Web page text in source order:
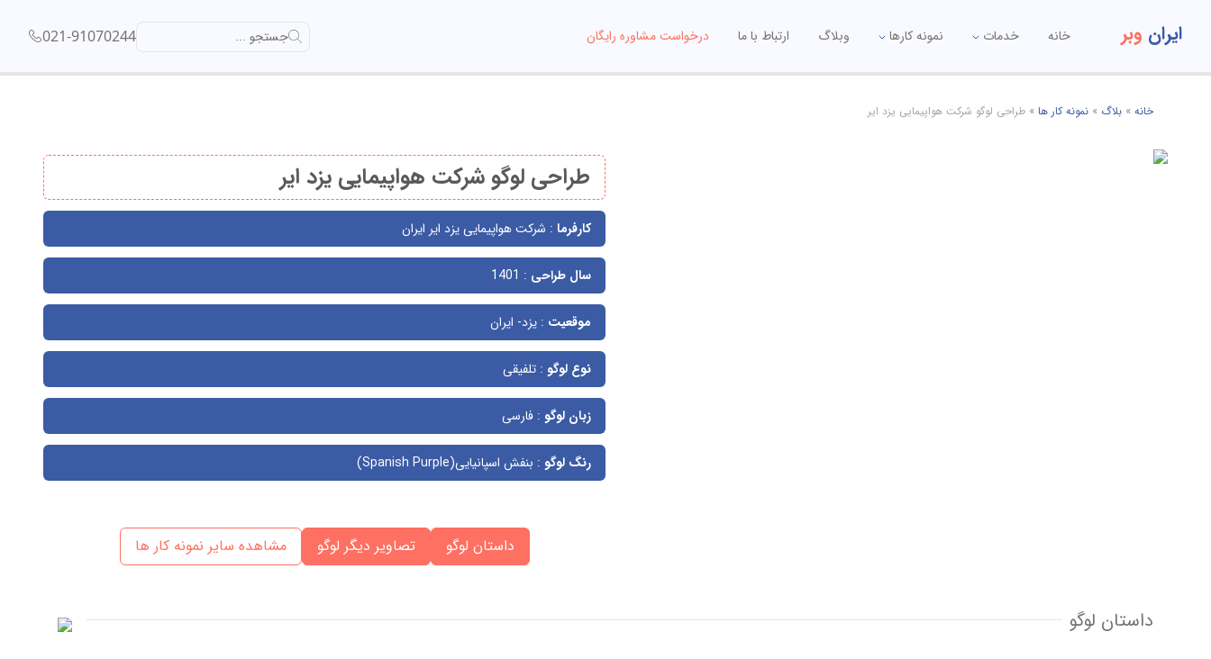
ایران وبر خانه خدمات نمونه کارها وبلاگ ارتباط با ما درخواست مشاوره رایگان جستجو ... 021-91070244
خانه » بلاگ » نمونه کار ها » طراحی لوگو شرکت هواپیمایی یزد ایر
طراحی لوگو شرکت هواپیمایی یزد ایر
کارفرما : شرکت هواپیمایی یزد ایر ایران
سال طراحی : 1401
موقعیت : یزد- ایران
نوع لوگو : تلفیقی
زبان لوگو : فارسی
رنگ لوگو : بنفش اسپانیایی(Spanish Purple)
داستان لوگو تصاویر دیگر لوگو مشاهده سایر نمونه کار ها
داستان لوگو